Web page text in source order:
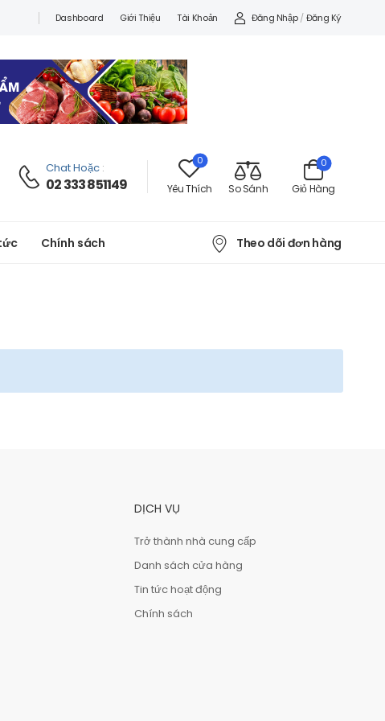
Dashboard Giới Thiệu Tài Khoản Đăng Nhập / Đăng Ký
Chat Hoặc :
02 333 851149
0
Yêu Thích So Sánh Giỏ Hàng
0
Chính sách Theo dõi đơn hàng
DỊCH VỤ
Trở thành nhà cung cấp
Danh sách cửa hàng
Tin tức hoạt động
Chính sách